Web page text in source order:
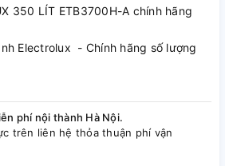
350 LÍT ETB3700H-A chính hãng
Electrolux - Chính hãng số lượng
phí nội thành Hà Nội.
trên liên hệ thỏa thuận phí vận